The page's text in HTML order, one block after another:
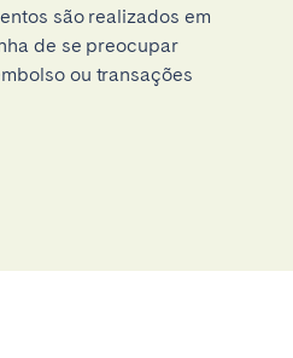
são realizados em
de se preocupar
ou transações